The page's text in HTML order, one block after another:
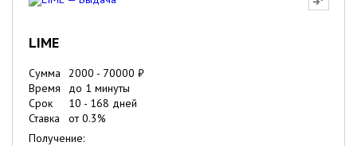
LIME
Сумма 2000 - 70000 ₽
Время
до 1 минуты
Срок
10 - 168 дней
Ставка
от0.3%
Получение: